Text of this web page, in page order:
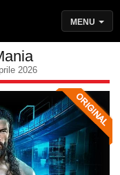
MENU
2026